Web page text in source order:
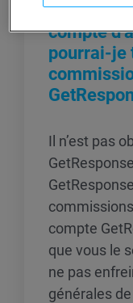
Aurai-je
compte
pourrai-je
Il n’est pas
compte
que vous le
ne pas
générales